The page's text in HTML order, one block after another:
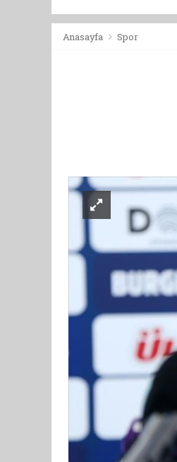
Anasayfa Spor